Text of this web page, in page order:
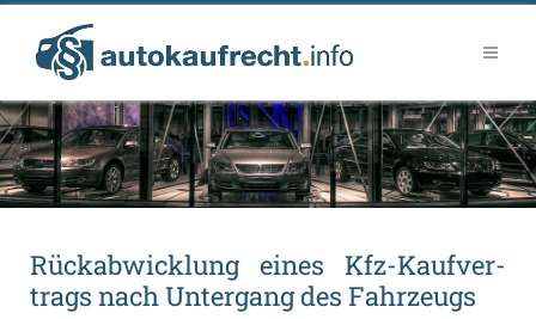
Rück­ab­wick­lung ei­nes Kfz-Kauf­ver­
trags nach Un­ter­gang des Fahr­zeugs